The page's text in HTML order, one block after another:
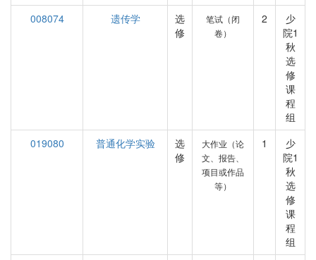
008074
遗传学
选
修
笔试（闭
卷）
2
少
院1
秋
选
修
课
程
组
019080
普通化学实验
选
修
大作业（论
文、报告、
项目或作品
等）
1
少
院1
秋
选
修
课
程
组